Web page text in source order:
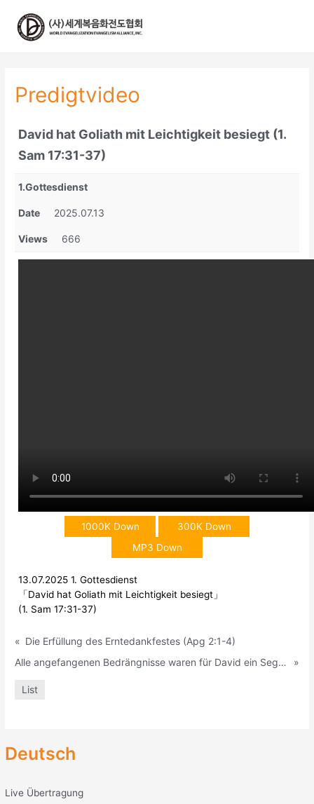
Deutsch
Live Übertragung
Predigtvideo
David hat Goliath mit Leichtigkeit besiegt (1.
Sam 17:31-37)
1.Gottesdienst
Date 2025.07.13
Views 666
1000K Down
300K Down
MP3 Down
13.07.2025 1. Gottesdienst
「David hat Goliath mit Leichtigkeit besiegt」
(1. Sam 17:31-37)
« Die Erfüllung des Erntedankfestes (Apg 2:1-4)
Alle angefangenen Bedrängnisse waren für David ein Segen (Ps 23:1-6)
»
List